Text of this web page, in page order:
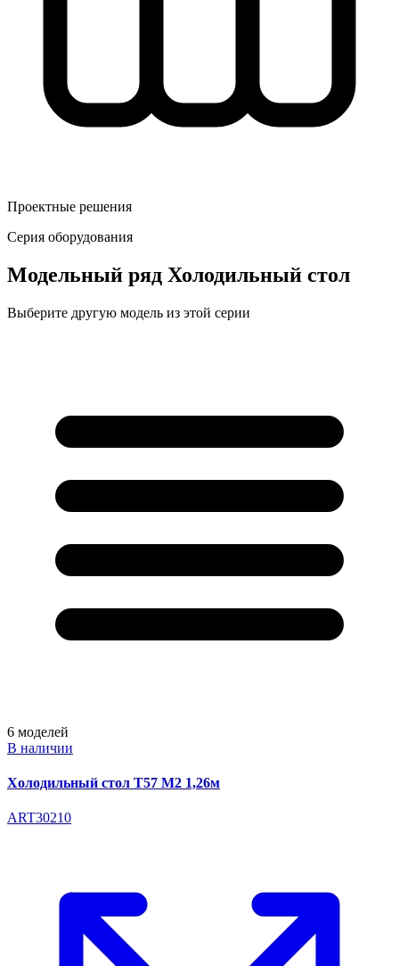
Проектные решения
Серия оборудования
Модельный ряд Холодильный стол
Выберите другую модель из этой серии
6 моделей
В наличии
Холодильный стол T57 M2 1,26м
ART30210